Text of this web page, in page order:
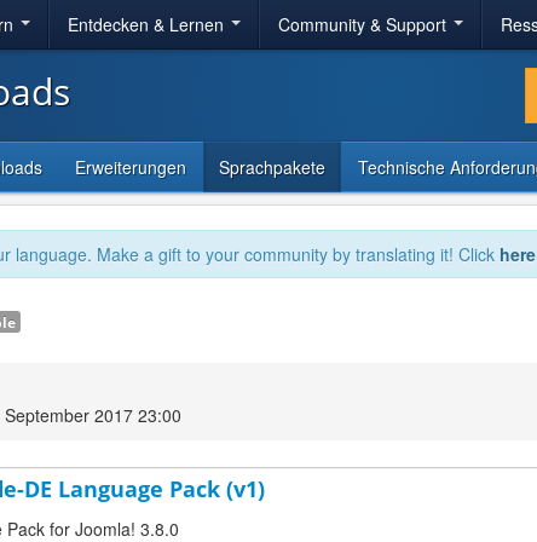
Entdecken & Lernen Community & Support
Erweiterungen Sprachpakete Technische
language. Make a gift to your community by translating it! Click here
2017 23:00
DE Language Pack (v1)
for Joomla! 3.8.0